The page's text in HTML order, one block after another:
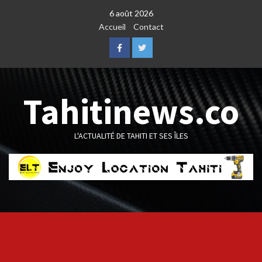
6 août 2026
Accueil
Contact
FacebookTwitter
Tahitinews.co
L'ACTUALITÉ DE TAHITI ET SES ÎLES